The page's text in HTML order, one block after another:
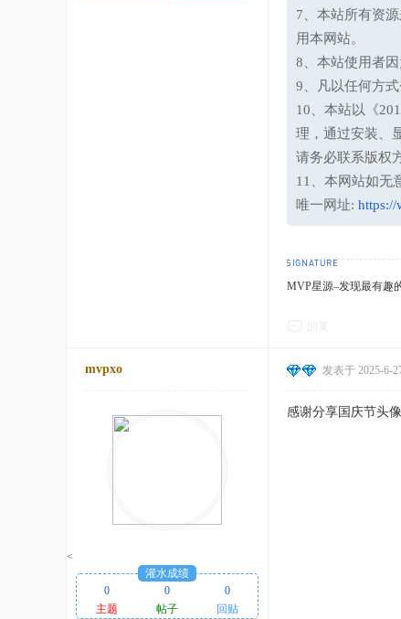
7、本站所有资
用本网站。
8、本站使用者
9、凡以任何方
10、本站以《
理，通过安装、
请务必联系版权
11、本网站如无
唯一网址: https://
MVP星源–发现最有趣
mvpxo
<
灌水成绩
0
0
0
主题
帖子
回贴
发表于 2025-6-
感谢分享国庆节头